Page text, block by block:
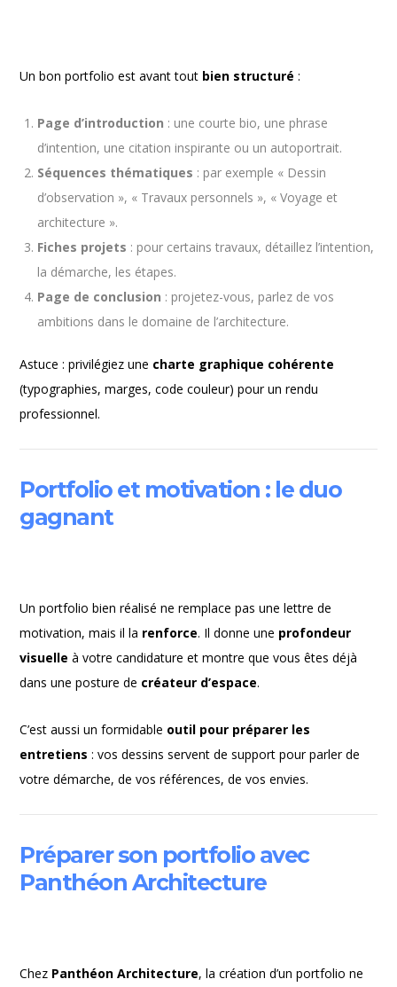
Un bon portfolio est avant tout bien structuré :
Page d’introduction : une courte bio, une phrase
d’intention, une citation inspirante ou un autoportrait.
Séquences thématiques : par exemple « Dessin
d’observation », « Travaux personnels », « Voyage et
architecture ».
Fiches projets : pour certains travaux, détaillez l’intention,
la démarche, les étapes.
Page de conclusion : projetez-vous, parlez de vos
ambitions dans le domaine de l’architecture.
Astuce : privilégiez une charte graphique cohérente
(typographies, marges, code couleur) pour un rendu
professionnel.
Portfolio et motivation : le duo
gagnant
Un portfolio bien réalisé ne remplace pas une lettre de
motivation, mais il la renforce. Il donne une profondeur
visuelle à votre candidature et montre que vous êtes déjà
dans une posture de créateur d’espace.
C’est aussi un formidable outil pour préparer les
entretiens : vos dessins servent de support pour parler de
votre démarche, de vos références, de vos envies.
Préparer son portfolio avec
Panthéon Architecture
Chez Panthéon Architecture, la création d’un portfolio ne